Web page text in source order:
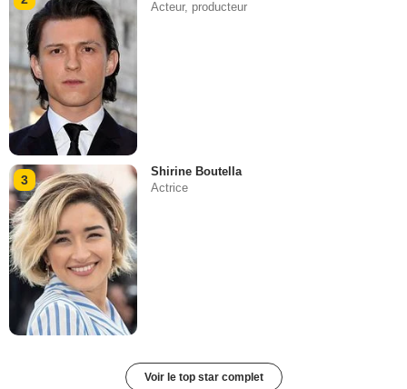
Acteur, producteur
3
Shirine Boutella
Actrice
Voir le top star complet